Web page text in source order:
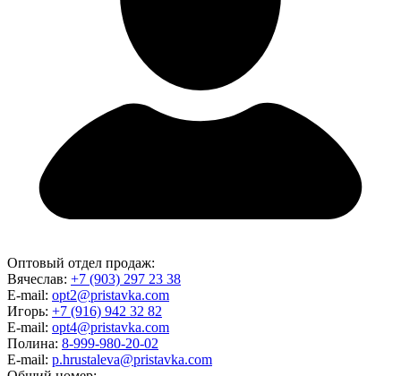
Оптовый отдел продаж:
Вячеслав: +7 (903) 297 23 38
E-mail: opt2@pristavka.com
Игорь: +7 (916) 942 32 82
E-mail: opt4@pristavka.com
Полина: 8-999-980-20-02
E-mail: p.hrustaleva@pristavka.com